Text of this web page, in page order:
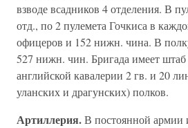
взводе всадников 4 отделения. В
отд., по 2 пулемета Гочкиса в
офицеров и 152 нижн. чина. В
527 нижн. чин. Бригада имеет штаб
английской кавалерии 2 гв. и 20
уланских и драгунских) полков.
Артиллерия.В постоянной армии